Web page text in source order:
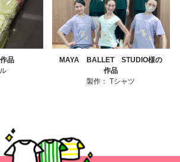
品
MAYA BALLET STUDIO様の
作品
製作： Tシャツ